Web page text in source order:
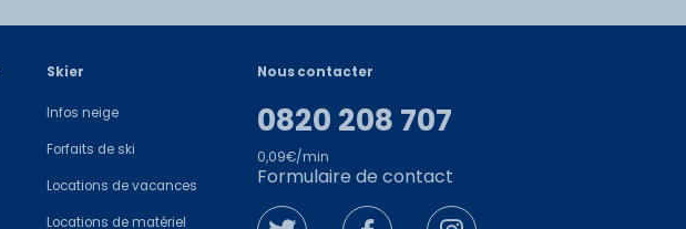
Skier
Infos neige
Forfaits de ski
Locations de vacances
Locations de matériel
Nous contacter
0820 208 707
0,09€/min
Formulaire de contact